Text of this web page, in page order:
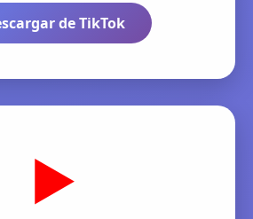
de TikTok
▶️